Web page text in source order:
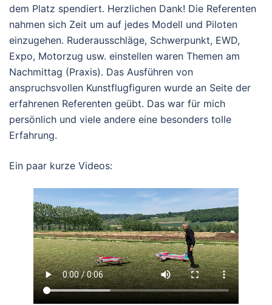
dem Platz spendiert. Herzlichen Dank! Die Referenten
nahmen sich Zeit um auf jedes Modell und Piloten
einzugehen. Ruderausschläge, Schwerpunkt, EWD,
Expo, Motorzug usw. einstellen waren Themen am
Nachmittag (Praxis). Das Ausführen von
anspruchsvollen Kunstflugfiguren wurde an Seite der
erfahrenen Referenten geübt. Das war für mich
persönlich und viele andere eine besonders tolle
Erfahrung.
Ein paar kurze Videos: